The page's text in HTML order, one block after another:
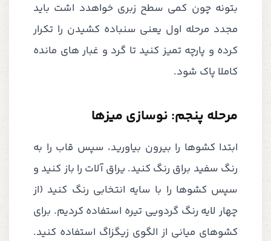
بتونه چون کمی سطح زبری خواهدد اشت باید
مجدد مرحله اول یعنی سنباده کشیدن را تکرار
کرده و پارچه تمیز کنید تا گرد و غبار های مانده
کاملا پاک شود.
مرحله پنجم: نوسازی میز‌ها
ابتدا کشوها را بیرون بیاورید، سپس قاب را به
رنگ سفید براق رنگ کنید. یراق آلات را باز کنید و
سپس کشوها را با سایه انتخابی رنگ کنید (از
چهار لایه رنگ گردویی تیره استفاده کردیم. برای
کشوهای میانی از الگوی زیگزاگ استفاده کنید.